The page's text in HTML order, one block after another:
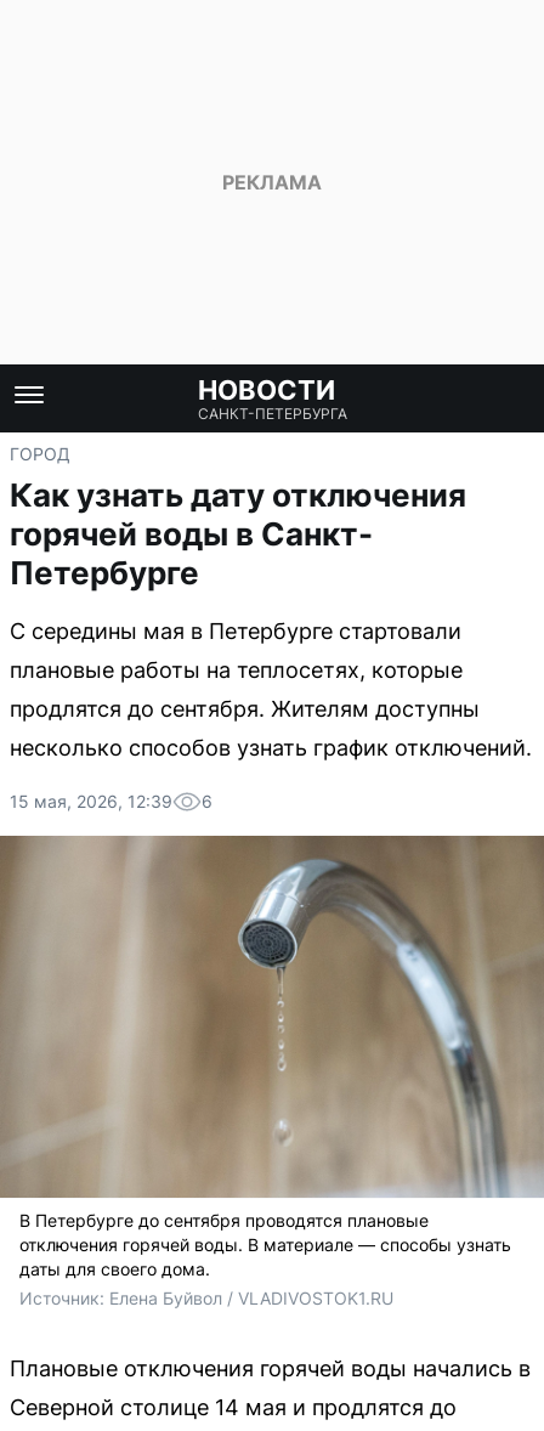
НОВОСТИ
САНКТ-ПЕТЕРБУРГА
ГОРОД
Как узнать дату отключения
горячей воды в Санкт-
Петербурге
С середины мая в Петербурге стартовали
плановые работы на теплосетях, которые
продлятся до сентября. Жителям доступны
несколько способов узнать график отключений.
15 мая, 2026, 12:39 6
В Петербурге до сентября проводятся плановые
отключения горячей воды. В материале — способы узнать
даты для своего дома.
Источник: Елена Буйвол / VLADIVOSTOK1.RU
Плановые отключения горячей воды начались в
Северной столице 14 мая и продлятся до